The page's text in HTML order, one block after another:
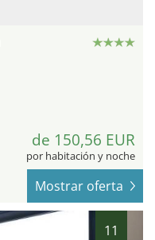
de 150,56 EUR
por habitación y noche
Mostrar oferta
11